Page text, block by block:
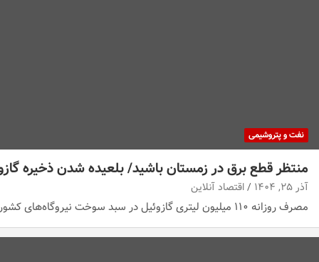
نفت و پتروشیمی
منتظر قطع برق در زمستان باشید/ بلعیده شدن ذخیره
آذر ۲۵, ۱۴۰۴ اقتصاد آنلاین
مصرف روزانه ۱۱۰ میلیون لیتری گازوئیل در سبد سوخت نیروگاه‌های کشور، درحالی که هنوز وارد زمستان…